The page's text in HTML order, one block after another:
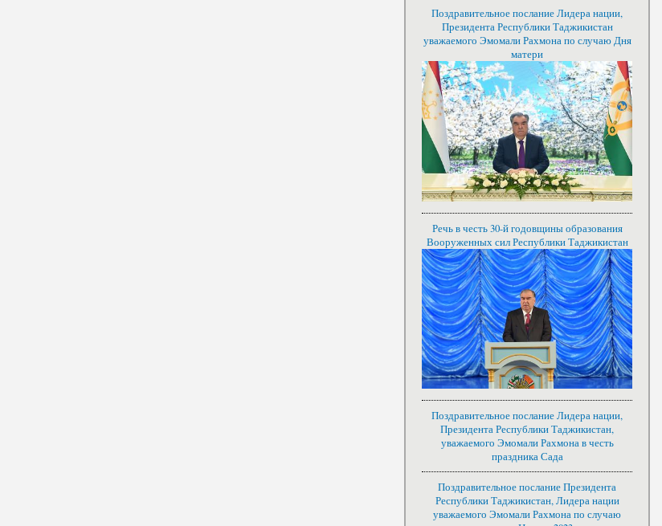
Поздравительное послание Лидера нации,
Президента Республики Таджикистан
уважаемого Эмомали Рахмона по случаю Дня
матери
Речь в честь 30-й годовщины образования
Вооруженных сил Республики Таджикистан
Поздравительное послание Лидера нации,
Президента Республики Таджикистан,
уважаемого Эмомали Рахмона в честь
праздника Сада
Поздравительное послание Президента
Республики Таджикистан, Лидера нации
уважаемого Эмомали Рахмона по случаю